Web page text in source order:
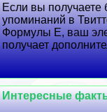
Если вы получаете
упоминаний в
Формулы E, ваш
получает
Интересные